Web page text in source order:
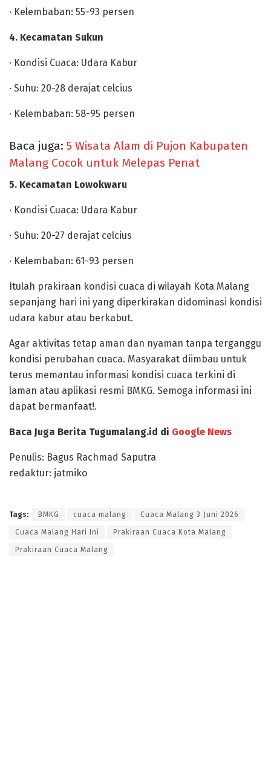
· Kelembaban: 55-93 persen
4. Kecamatan Sukun
· Kondisi Cuaca: Udara Kabur
· Suhu: 20-28 derajat celcius
· Kelembaban: 58-95 persen
Baca juga: 5 Wisata Alam di Pujon Kabupaten
Malang Cocok untuk Melepas Penat
5. Kecamatan Lowokwaru
· Kondisi Cuaca: Udara Kabur
· Suhu: 20-27 derajat celcius
· Kelembaban: 61-93 persen
Itulah prakiraan kondisi cuaca di wilayah Kota Malang
sepanjang hari ini yang diperkirakan didominasi kondisi
udara kabur atau berkabut.
Agar aktivitas tetap aman dan nyaman tanpa terganggu
kondisi perubahan cuaca. Masyarakat diimbau untuk
terus memantau informasi kondisi cuaca terkini di
laman atau aplikasi resmi BMKG. Semoga informasi ini
dapat bermanfaat!.
Baca Juga Berita Tugumalang.id di Google News
Penulis: Bagus Rachmad Saputra
redaktur: jatmiko
Tags: BMKG cuaca malang Cuaca Malang 3 Juni 2026
Cuaca Malang Hari Ini Prakiraan Cuaca Kota Malang
Prakiraan Cuaca Malang